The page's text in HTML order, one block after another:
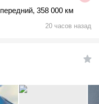
передний, 358 000 км
20 часов назад